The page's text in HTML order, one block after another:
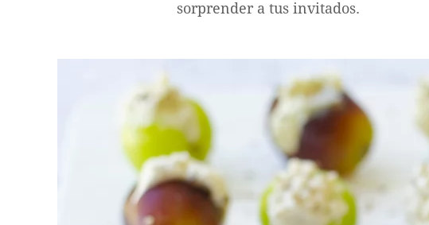
sorprender a tus invitados.